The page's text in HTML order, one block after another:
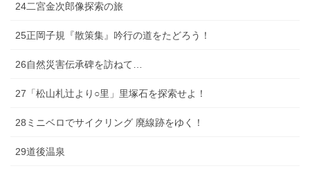
24二宮金次郎像探索の旅
25正岡子規『散策集』吟行の道をたどろう！
26自然災害伝承碑を訪ねて…
27「松山札辻より○里」里塚石を探索せよ！
28ミニベロでサイクリング 廃線跡をゆく！
29道後温泉